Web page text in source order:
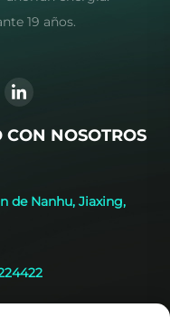
19 años.
CON NOSOTROS
de Nanhu, Jiaxing,